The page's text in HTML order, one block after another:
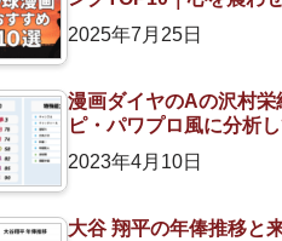
2025年7月25日
漫画ダイヤのAの沢村栄
ピ・パワプロ風に分析
2023年4月10日
大谷 翔平の年俸推移と